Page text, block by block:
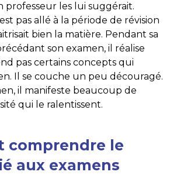
professeur les lui suggérait.
pas allé à la période de révision
bien la matière. Pendant sa
son examen, il réalise
pas certains concepts qui
Il se couche un peu découragé.
il manifeste beaucoup de
qui le ralentissent.
comprendre le
aux examens